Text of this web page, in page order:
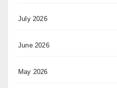
July 2026
June 2026
May 2026